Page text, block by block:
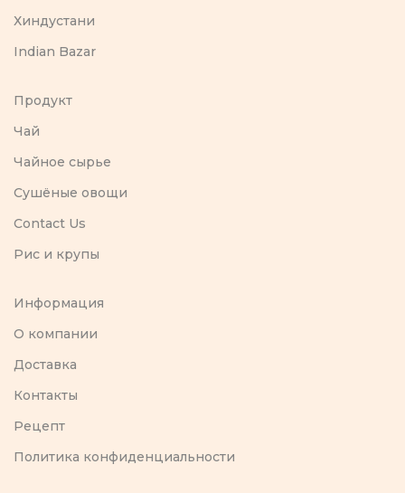
Хиндустани
Indian Bazar
Продукт
Чай
Чайное сырье
Сушёные овощи
Contact Us
Рис и крупы
Информация
O компании
Доставка
Контакты
Рецепт
Политика конфиденциальности